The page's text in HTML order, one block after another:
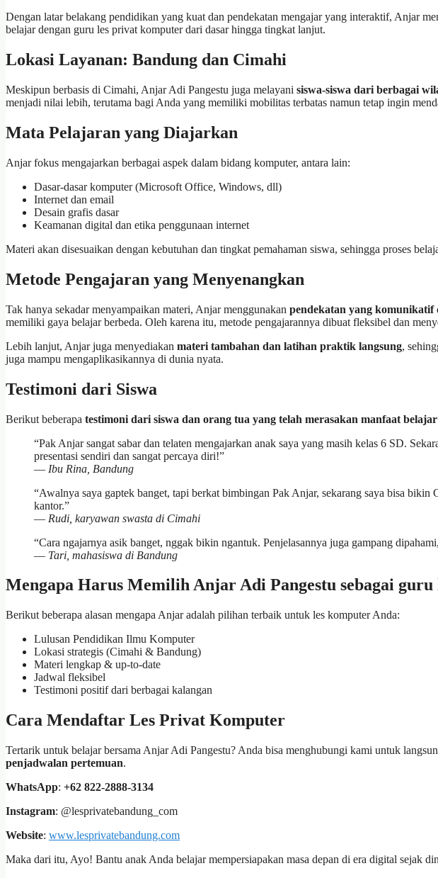
Dengan latar belakang pendidikan yang kuat dan pendekatan mengajar yang interaktif, Anjar
belajar dengan guru les privat komputer dari dasar hingga tingkat lanjut.
Lokasi Layanan: Bandung dan Cimahi
Meskipun berbasis di Cimahi, Anjar Adi Pangestu juga melayani siswa-siswa dari berbagai
menjadi nilai lebih, terutama bagi Anda yang memiliki mobilitas terbatas namun tetap ingin
Mata Pelajaran yang Diajarkan
Anjar fokus mengajarkan berbagai aspek dalam bidang komputer, antara lain:
Dasar-dasar komputer (Microsoft Office, Windows, dll)
Internet dan email
Desain grafis dasar
Keamanan digital dan etika penggunaan internet
Materi akan disesuaikan dengan kebutuhan dan tingkat pemahaman siswa, sehingga proses
Metode Pengajaran yang Menyenangkan
Tak hanya sekadar menyampaikan materi, Anjar menggunakan pendekatan yang komunikatif
memiliki gaya belajar berbeda. Oleh karena itu, metode pengajarannya dibuat fleksibel dan
Lebih lanjut, Anjar juga menyediakan materi tambahan dan latihan praktik langsung,
juga mampu mengaplikasikannya di dunia nyata.
Testimoni dari Siswa
Berikut beberapa testimoni dari siswa dan orang tua yang telah merasakan manfaat
“Pak Anjar sangat sabar dan telaten mengajarkan anak saya yang masih kelas 6 SD.
presentasi sendiri dan sangat percaya diri!”
— Ibu Rina, Bandung
“Awalnya saya gaptek banget, tapi berkat bimbingan Pak Anjar, sekarang saya bisa
kantor.”
— Rudi, karyawan swasta di Cimahi
“Cara ngajarnya asik banget, nggak bikin ngantuk. Penjelasannya juga gampang
— Tari, mahasiswa di Bandung
Mengapa Harus Memilih Anjar Adi Pangestu sebagai guru
Berikut beberapa alasan mengapa Anjar adalah pilihan terbaik untuk les komputer Anda:
Lulusan Pendidikan Ilmu Komputer
Lokasi strategis (Cimahi & Bandung)
Materi lengkap & up-to-date
Jadwal fleksibel
Testimoni positif dari berbagai kalangan
Cara Mendaftar Les Privat Komputer
Tertarik untuk belajar bersama Anjar Adi Pangestu? Anda bisa menghubungi kami untuk
penjadwalan pertemuan.
WhatsApp: +62 822-2888-3134
Instagram: @lesprivatebandung_com
Website: www.lesprivatebandung.com
Maka dari itu, Ayo! Bantu anak Anda belajar mempersiapakan masa depan di era digital sejak